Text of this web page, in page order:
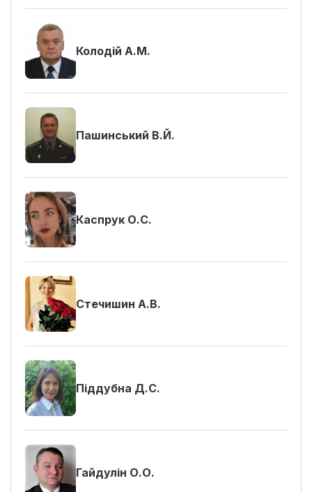
Колодій А.М.
Пашинський В.Й.
Каспрук О.С.
Стечишин А.В.
Піддубна Д.С.
Гайдулін О.О.